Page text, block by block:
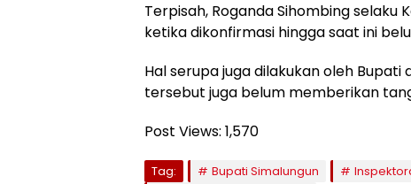
Terpisah, Roganda Sihombing
ketika dikonfirmasi hingga saat ini
Hal serupa juga dilakukan oleh Bupati
tersebut juga belum memberikan
Post Views: 1,570
Tag: Bupati Simalungun